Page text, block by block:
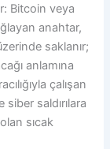
Bitcoin veya
anahtar,
saklanır;
anlamına
çalışan
saldırılara
sıcak